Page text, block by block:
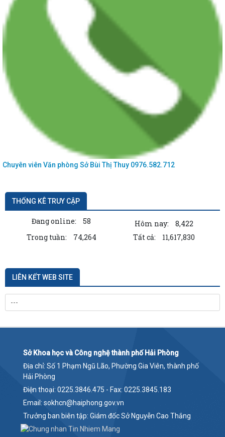
Chuyên viên Văn phòng SởBùi Thị Thuy 0976.582.712
THỐNG KÊ TRUY CẬP
Đang online: 58 Hôm nay:
8,422
Trong tuần:
74,264 Tất cả: 11,617,830
LIÊN KẾT WEB SITE
Sở Khoa học và Công nghệ thành phố Hải Phòng
Địa chỉ: Số 1 Phạm Ngũ Lão, Phường Gia Viên, thành phố
Hải Phòng
Điện thoại: 0225.3846.475 - Fax: 0225.3845.183
Email: sokhcn@haiphong.gov.vn
Trưởng ban biên tập: Giám đốc Sở Nguyễn Cao Thắng